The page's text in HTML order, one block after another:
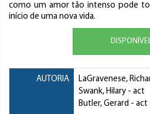
como um amor tão intenso pode
início de uma nova vida.
AUTORIA LaGravenese,
Swank, Hilary - act
Butler, Gerard - act